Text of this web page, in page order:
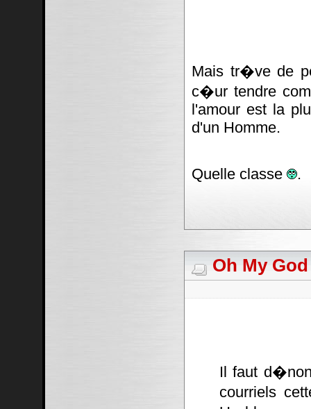
Mais tr�ve de
c�ur tendre
l'amour est la
d'un Homme.
Quelle classe .
Oh My
Il faut
courriels